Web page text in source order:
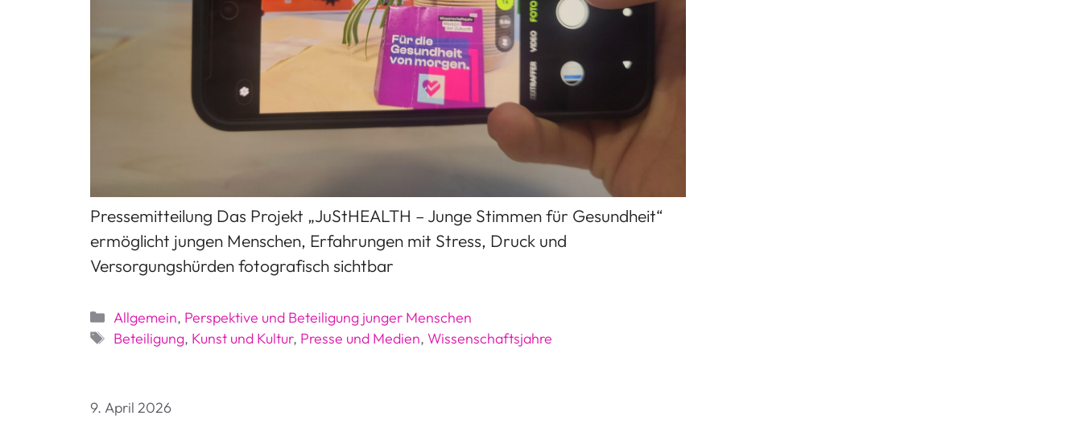
Pressemitteilung Das Projekt „JuStHEALTH – Junge Stimmen für Gesundheit“
ermöglicht jungen Menschen, Erfahrungen mit Stress, Druck und
Versorgungshürden fotografisch sichtbar
Kategorien
Allgemein, Perspektive und Beteiligung junger Menschen
Schlagwörter
Beteiligung, Kunst und Kultur, Presse und Medien, Wissenschaftsjahre
9. April 2026